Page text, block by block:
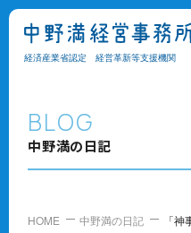
経済産業省認定 経営革新等支援機関
BLOG
中野満の日記
HOME 中野満の日記 「